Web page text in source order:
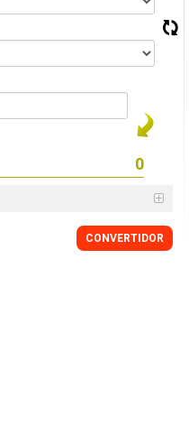
CONVERTIDOR